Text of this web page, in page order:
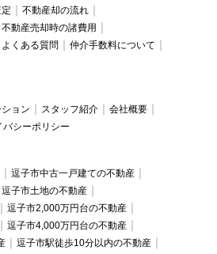
不動産却の流れ
不動産売却時の諸費用
よくある質問
仲介手数料について
ョン スタッフ紹介
会社概要
バシーポリシー
逗子市中古一戸建ての不動産
逗子市土地の不動産
逗子市2,000万円台の不動産
逗子市4,000万円台の不動産
逗子市駅徒歩10分以内の不動産